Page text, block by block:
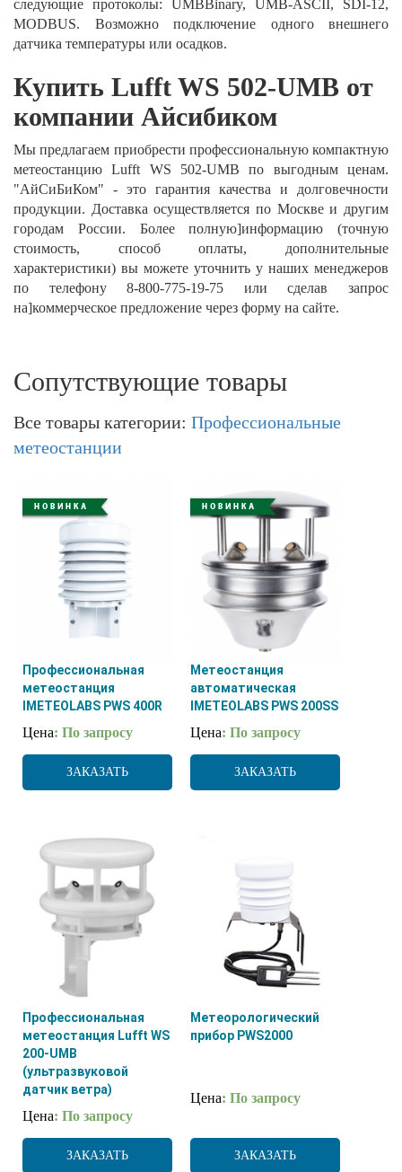
следующие протоколы: UMBBinary, UMB-ASCII, SDI-12,
MODBUS. Возможно подключение одного внешнего
датчика температуры или осадков.
Купить Lufft WS 502-UMB от
компании Айсибиком
Мы предлагаем приобрести профессиональную компактную
метеостанцию Lufft WS 502-UMB по выгодным ценам.
"АйСиБиКом" - это гарантия качества и долговечности
продукции. Доставка осуществляется по Москве и другим
городам России. Более полную]информацию (точную
стоимость, способ оплаты, дополнительные
характеристики) вы можете уточнить у наших менеджеров
по телефону 8-800-775-19-75 или сделав запрос
на]коммерческое предложение через форму на сайте.
Сопутствующие товары
Все товары категории: Профессиональные
метеостанции
Профессиональная
метеостанция
IMETEOLABS PWS 400R
Цена: По запросу
ЗАКАЗАТЬ
Метеостанция
автоматическая
IMETEOLABS PWS 200SS
Цена: По запросу
ЗАКАЗАТЬ
Профессиональная
метеостанция Lufft WS
200-UMB
(ультразвуковой
датчик ветра)
Цена: По запросу
ЗАКАЗАТЬ
Метеорологический
прибор PWS2000
Цена: По запросу
ЗАКАЗАТЬ